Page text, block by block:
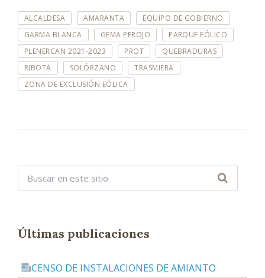
E
T
Q
E
T
A
S
ALCALDESA AMARANTA
EQUIPO DE GOBIERNO
GARMA BLANCA
GEMA PEROJO
PARQUE EÓLICO
PLENERCAN 2021-2023
PROT
QUEBRADURAS
RIBOTA
SOLÓRZANO
TRASMIERA
ZONA DE EXCLUSIÓN EÓLICA
Últimas publicaciones
CENSO DE INSTALACIONES DE AMIANTO